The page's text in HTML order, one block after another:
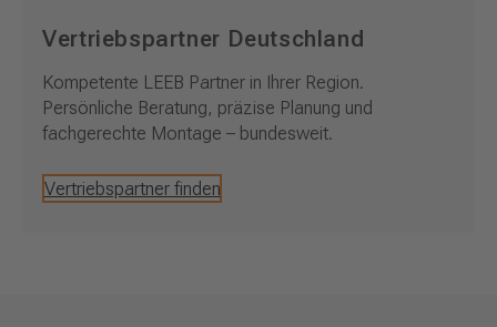
Vertriebspartner Deutschland
Kompetente LEEB Partner in Ihrer Region.
Persönliche Beratung, präzise Planung und
fachgerechte Montage – bundesweit.
Vertriebspartner finden